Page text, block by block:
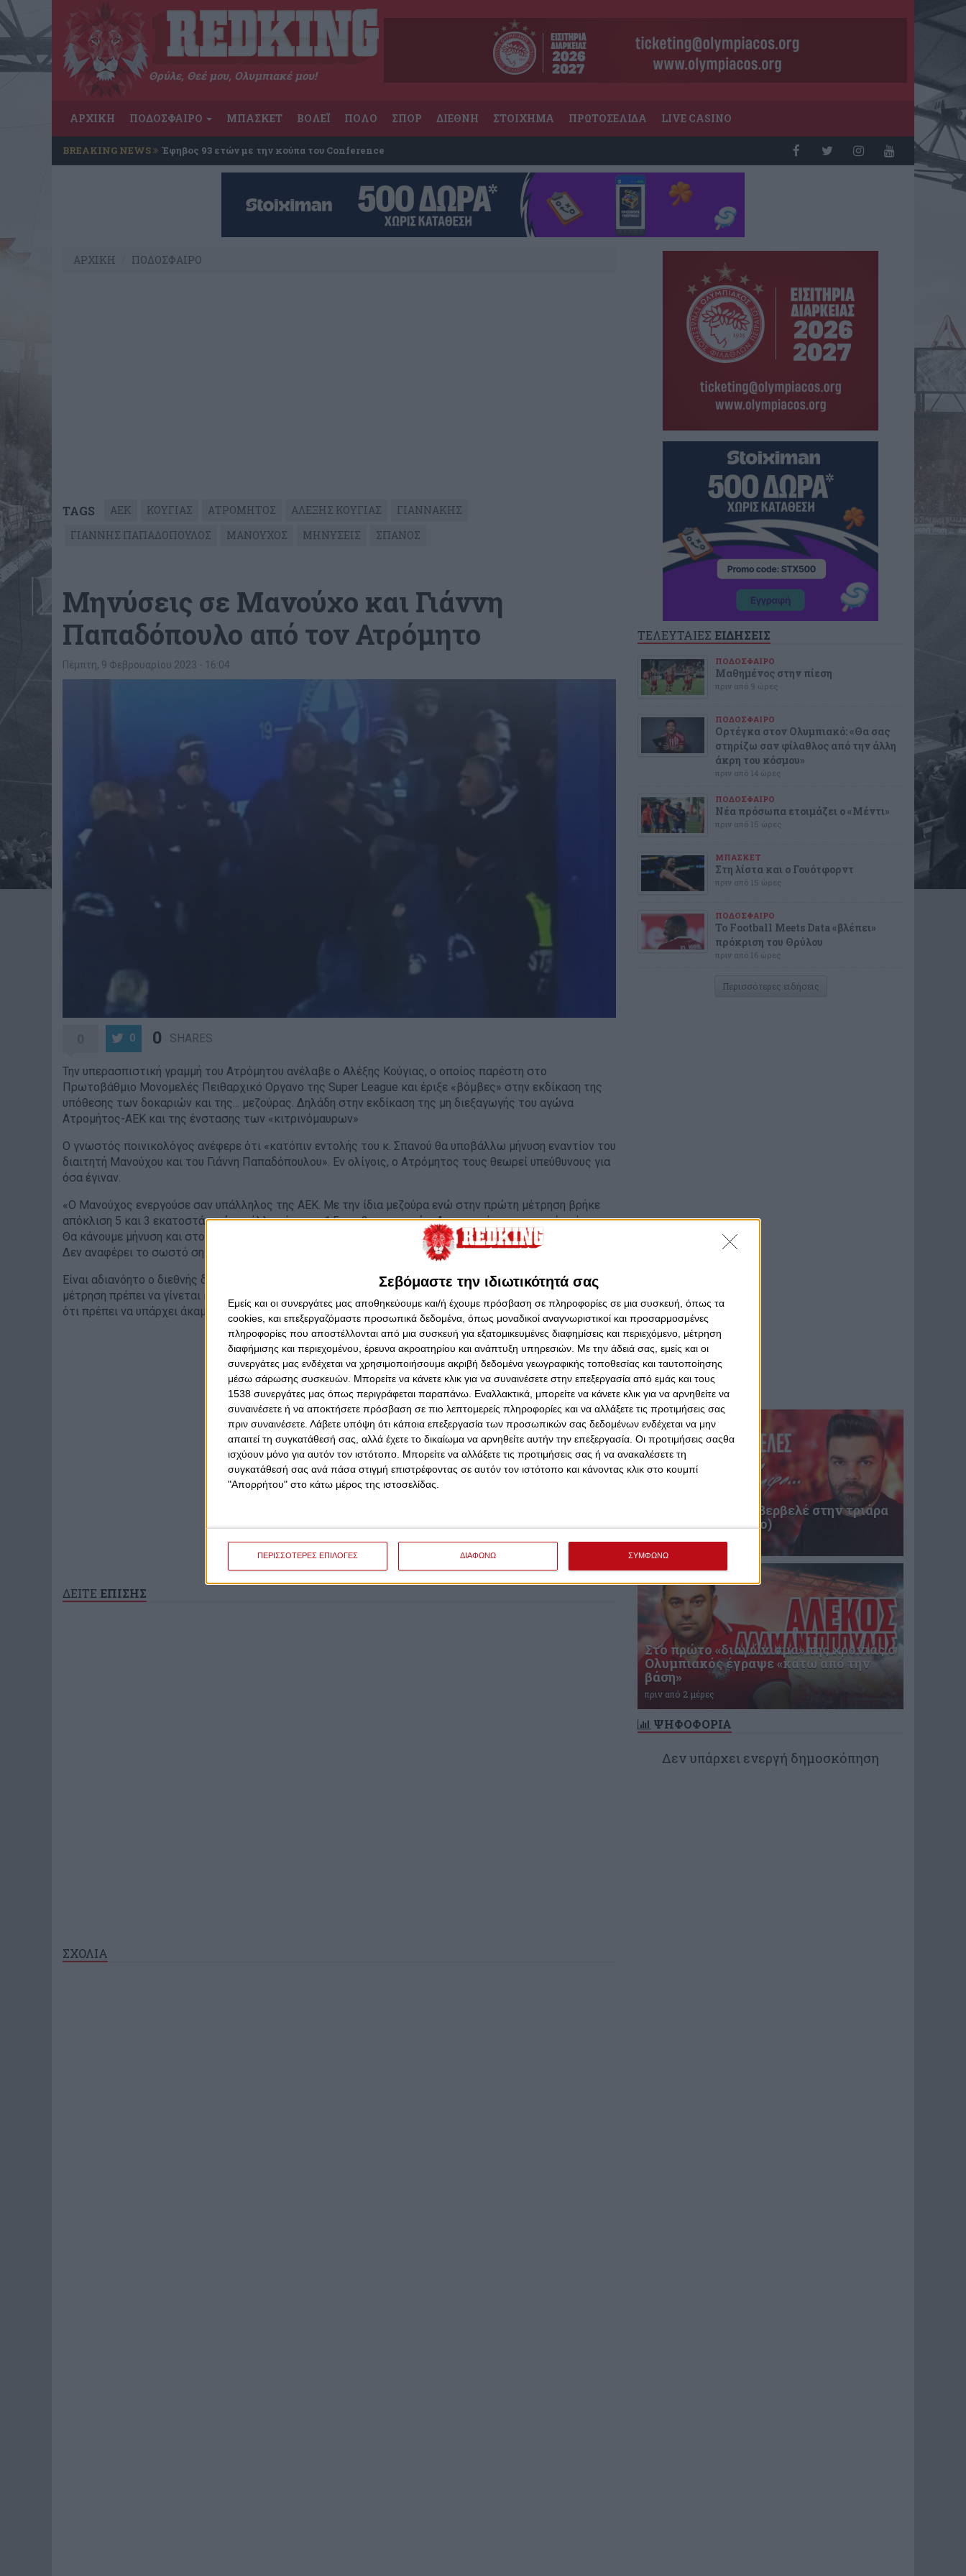
Σεβόμαστε την ιδιωτικότητά σας
Εμείς και οι συνεργάτες μας αποθηκεύουμε και/ή έχουμε πρόσβαση σε πληροφορίες σε μια συσκευή, όπως τα
cookies, και επεξεργαζόμαστε προσωπικά δεδομένα, όπως μοναδικοί αναγνωριστικοί και προσαρμοσμένες
πληροφορίες που αποστέλλονται από μια συσκευή για εξατομικευμένες διαφημίσεις και περιεχόμενο, μέτρηση
διαφήμισης και περιεχομένου, έρευνα ακροατηρίου και ανάπτυξη υπηρεσιών. Με την άδειά σας, εμείς και οι
συνεργάτες μας ενδέχεται να χρησιμοποιήσουμε ακριβή δεδομένα γεωγραφικής τοποθεσίας και ταυτοποίησης
μέσω σάρωσης συσκευών. Μπορείτε να κάνετε κλικ για να συναινέσετε στην επεξεργασία από εμάς και τους
1538 συνεργάτες μας όπως περιγράφεται παραπάνω. Εναλλακτικά, μπορείτε να κάνετε κλικ για να αρνηθείτε να
συναινέσετε ή να αποκτήσετε πρόσβαση σε πιο λεπτομερείς πληροφορίες και να αλλάξετε τις προτιμήσεις σας
πριν συναινέσετε. Λάβετε υπόψη ότι κάποια επεξεργασία των προσωπικών σας δεδομένων ενδέχεται να μην
απαιτεί τη συγκατάθεσή σας, αλλά έχετε το δικαίωμα να αρνηθείτε αυτήν την επεξεργασία. Οι προτιμήσεις σαςθα
ισχύουν μόνο για αυτόν τον ιστότοπο. Μπορείτε να αλλάξετε τις προτιμήσεις σας ή να ανακαλέσετε τη
συγκατάθεσή σας ανά πάσα στιγμή επιστρέφοντας σε αυτόν τον ιστότοπο και κάνοντας κλικ στο κουμπί
"Απορρήτου" στο κάτω μέρος της ιστοσελίδας.
ΠΕΡΙΣΣΟΤΕΡΕΣ ΕΠΙΛΟΓΕΣ ΔΙΑΦΩΝΩ ΣΥΜΦΩΝΩ
Θρύλε, Θεέ μου, Ολυμπιακέ μου!
ΑΡΧΙΚΗ ΠΟΔΟΣΦΑΙΡΟ ΜΠΑΣΚΕΤ ΒΟΛΕΪ ΠΟΛΟ ΣΠΟΡ ΔΙΕΘΝΗ ΣΤΟΙΧΗΜΑ ΠΡΩΤΟΣΕΛΙΔΑ LIVE CASINO
BREAKING NEWS Έφηβος 93 ετών με την κούπα του Conference
ΑΡΧΙΚΗ ΠΟΔΟΣΦΑΙΡΟ
TAGS ΑΕΚ ΚΟΥΓΙΑΣ ΑΤΡΟΜΗΤΟΣ ΑΛΕΞΗΣ ΚΟΥΓΙΑΣ
ΓΙΑΝΝΑΚΗΣ
ΓΙΑΝΝΗΣ ΠΑΠΑΔΟΠΟΥΛΟΣ
ΜΑΝΟΥΧΟΣ ΜΗΝΥΣΕΙΣ ΣΠΑΝΟΣ
Μηνύσεις σε Μανούχο και Γιάννη
Παπαδόπουλο από τον Ατρόμητο
Πέμπτη, 9 Φεβρουαρίου 2023 - 16:04
0 SHARES
0
Την υπερασπιστική γραμμή του Ατρόμητου ανέλαβε ο Αλέξης Κούγιας, ο οποίος παρέστη στο
Πρωτοβάθμιο Μονομελές Πειθαρχικό Οργανο της Super League και έριξε «βόμβες» στην εκδίκαση της
υπόθεσης των δοκαριών και της... μεζούρας. Δηλάδη στην εκδίκαση της μη διεξαγωγής του αγώνα
Ατρομήτος-ΑΕΚ και της ένστασης των «κιτρινόμαυρων»
Ο γνωστός ποινικολόγος ανέφερε ότι «κατόπιν εντολής του κ. Σπανού θα υποβάλλω μήνυση εναντίον του
διαιτητή Μανούχου και του Γιάννη Παπαδόπουλου». Εν ολίγοις, ο Ατρόμητος τους θεωρεί υπεύθυνους για
όσα έγιναν.
«Ο Μανούχος ενεργούσε σαν υπάλληλος της ΑΕΚ. Με την ίδια μεζούρα ενώ στην πρώτη μέτρηση βρήκε
απόκλιση 5 και 3 εκατοστά, ενώ σε άλλη μέτρηση 1.5 και 2 εκατοστών. Δεν αναφέρει πιο σημείο μέτρησε.
Θα κάνουμε μήνυση και στον Παπαδόπουλο και στον Μανούχο γιατί πραγματικά έκαναν παράνομη πράξη.
Δεν αναφέρει το σωστό σημείο μέτρησης αλλά μια γενικότητα για να μπορεί να καλυφθεί μετά.
Είναι αδιανόητο ο διεθνής διαιτητής να μην γνωρίζει ότι η μέτρηση γίνεται με λέιζερ. Η UEFA λέει ότι η
μέτρηση πρέπει να γίνεται κάτω από το ύψος του χόρτου, από το έδαφος. Δεν το αναφέρει. Παρέκαμψε
ότι πρέπει να υπάρχει άκαμπτη σανίδα», ανέφερε χαρακτηριστικά ο Αλέξης Κούγιας στην εκδίκαση.
ΔΕΙΤΕ ΕΠΙΣΗΣ
ΣΧΟΛΙΑ
ΤΕΛΕΥΤΑΙΕΣ ΕΙΔΗΣΕΙΣ
ΠΟΔΟΣΦΑΙΡΟ
Μαθημένος στην πίεση
πριν από 9 ώρες
ΠΟΔΟΣΦΑΙΡΟ
Ορτέγκα στον Ολυμπιακό: «Θα σας
στηρίζω σαν φίλαθλος από την άλλη
άκρη του κόσμου»
πριν από 14 ώρες
ΠΟΔΟΣΦΑΙΡΟ
Νέα πρόσωπα ετοιμάζει ο «Μέντι»
πριν από 15 ώρες
ΜΠΑΣΚΕΤ
Στη λίστα και ο Γουότφορντ
πριν από 15 ώρες
ΠΟΔΟΣΦΑΙΡΟ
Το Football Meets Data «βλέπει»
πρόκριση του Θρύλου
πριν από 16 ώρες
Περισσότερες ειδήσεις
Επική περιγραφή Βερβελέ στην τριάρα
του Θρύλου! (video)
31 Ιανουαρίου 2025
Στο πρώτο «διαγώνισμα» της χρονιάς ο
Ολυμπιακός έγραψε «κάτω από την
βάση»
πριν από 2 μέρες
ΨΗΦΟΦΟΡΙΑ
Δεν υπάρχει ενεργή δημοσκόπηση